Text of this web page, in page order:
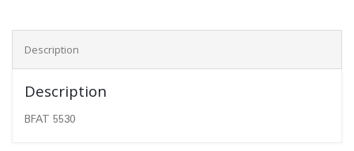
Description
Description
BFAT 5530